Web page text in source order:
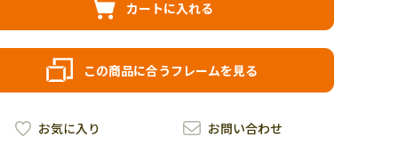
カートに入れる
この商品に合うフレームを見る
お問い合わせ
お気に入り